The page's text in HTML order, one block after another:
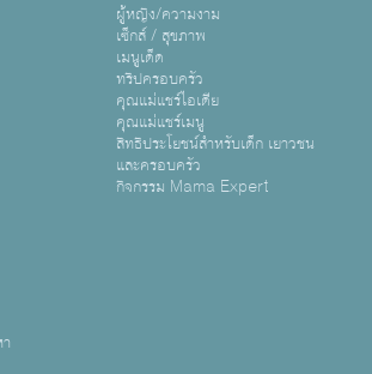
ผู้หญิง/ความงาม
เซ็กส์ / สุขภาพ
เมนูเด็ด
ทริปครอบครัว
คุณแม่แชร์ไอเดีย
คุณแม่แชร์เมนู
สิทธิประโยชน์สำหรับเด็ก เยาวชน
และครอบครัว
กิจกรรม Mama Expert